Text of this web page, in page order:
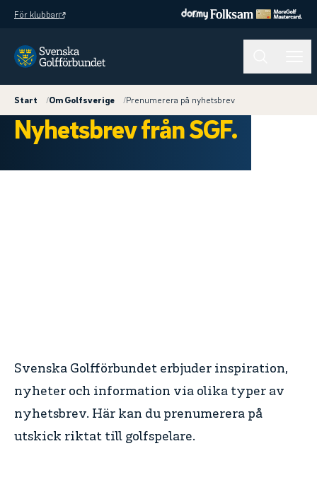
För klubbar
Start /Om Golfsverige /Prenumerera på nyhetsbrev
Nyhetsbrev från SGF.
Svenska Golfförbundet erbjuder inspiration,
nyheter och information via olika typer av
nyhetsbrev. Här kan du prenumerera på
utskick riktat till golfspelare.